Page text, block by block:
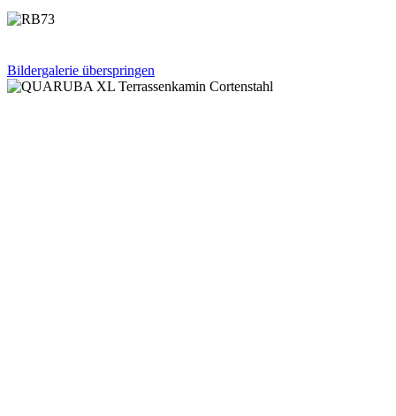
Bildergalerie überspringen